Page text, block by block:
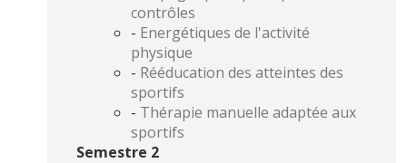
contrôles
- Energétiques de l'activité
physique
- Rééducation des atteintes des
sportifs
- Thérapie manuelle adaptée aux
sportifs
Semestre 2